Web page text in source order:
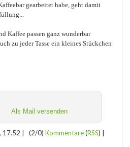
gearbeitet habe, geht damit
Kaffee passen ganz wunderbar
zu jeder Tasse ein kleines Stückchen
Als Mail versenden
17.52 (2/0) Kommentare(RSS) |